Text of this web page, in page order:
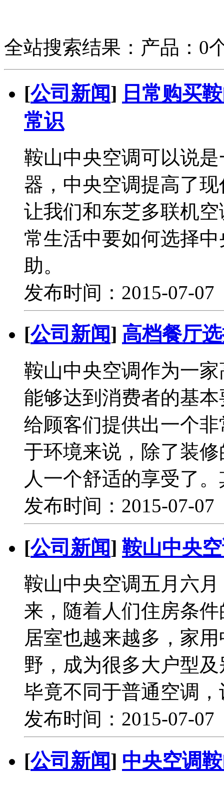
全站搜索结果：产品：0
[公司新闻] 日常购买
常识
鞍山中央空调可以说
器，中央空调提高了
让我们和东芝多联机
常生活中要如何选择
助。
发布时间：2015-07-
[公司新闻] 高档餐厅
鞍山中央空调作为一
能够达到消费者的基
给顾客们提供出一个
于环境来说，除了装
人一个舒适的享受了
发布时间：2015-07-
[公司新闻] 鞍山中央
鞍山中央空调五月六
来，随着人们住房条
居室也越来越多，家
野，成为很多大户型
毕竟不同于普通空调
发布时间：2015-07-
[公司新闻] 中央空调